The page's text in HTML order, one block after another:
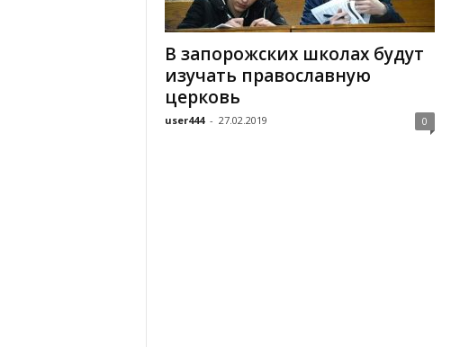
В запорожских школах будут
изучать православную
церковь
user444 - 27.02.2019 0